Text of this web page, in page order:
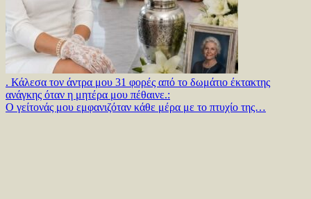
. Κάλεσα τον άντρα μου 31 φορές από το δωμάτιο έκτακτης
ανάγκης όταν η μητέρα μου πέθαινε.:
Ο γείτονάς μου εμφανιζόταν κάθε μέρα με το πτυχίο της…